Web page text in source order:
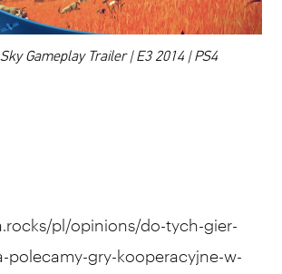
Gameplay Trailer | E3 2014 | PS4
pl/opinions/do-tych-gier-
polecamy-gry-kooperacyjne-w-